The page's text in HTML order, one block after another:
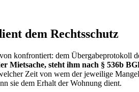
dem Rechtsschutz
konfrontiert: dem Übergabeprotokoll
Mietsache, steht ihm nach § 536b
Zeit von wem der jeweilige
sie dem Erhalt der Wohnung dient.